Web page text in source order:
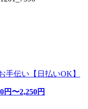
手伝い【日払いOK】
円〜2,250円